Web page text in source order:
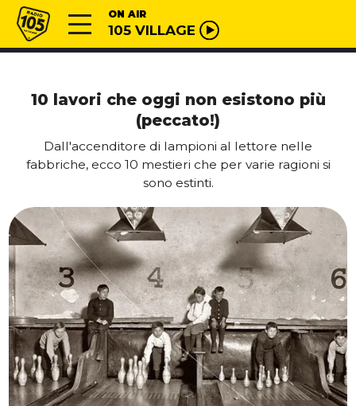
Vai al contenuto
Radio 105 ON AIR
105 VILLAGE
10 lavori che oggi non esistono più
(peccato!)
Dall'accenditore di lampioni al lettore nelle
fabbriche, ecco 10 mestieri che per varie ragioni si
sono estinti.